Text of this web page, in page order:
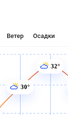
Ветер Осадки
30°
32°